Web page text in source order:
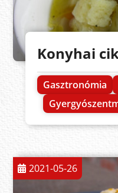
Konyhai
Gasztronómia
2021-05-26